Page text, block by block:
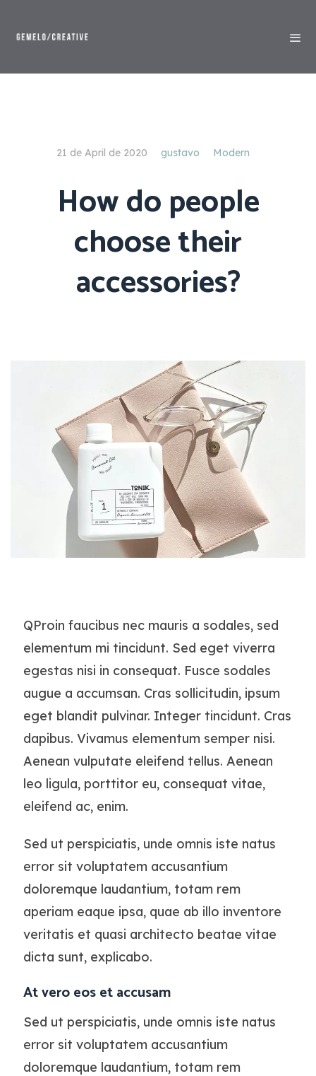
21 de April de 2020 gustavo Modern
How do people
choose their
accessories?
QProin faucibus nec mauris a sodales, sed
elementum mi tincidunt. Sed eget viverra
egestas nisi in consequat. Fusce sodales
augue a accumsan. Cras sollicitudin, ipsum
eget blandit pulvinar. Integer tincidunt. Cras
dapibus. Vivamus elementum semper nisi.
Aenean vulputate eleifend tellus. Aenean
leo ligula, porttitor eu, consequat vitae,
eleifend ac, enim.
Sed ut perspiciatis, unde omnis iste natus
error sit voluptatem accusantium
doloremque laudantium, totam rem
aperiam eaque ipsa, quae ab illo inventore
veritatis et quasi architecto beatae vitae
dicta sunt, explicabo.
At vero eos et accusam
Sed ut perspiciatis, unde omnis iste natus
error sit voluptatem accusantium
doloremque laudantium, totam rem